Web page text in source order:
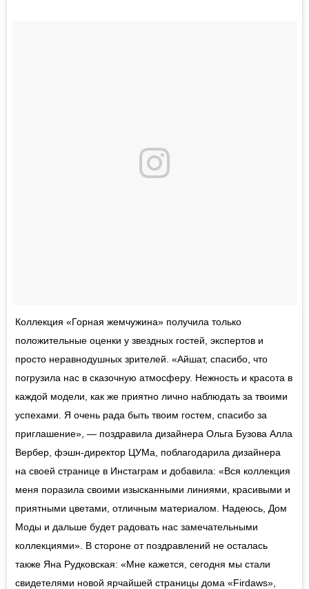
Коллекция «Горная жемчужина» получила только
положительные оценки у звездных гостей, экспертов и
просто неравнодушных зрителей. «Айшат, спасибо, что
погрузила нас в сказочную атмосферу. Нежность и красота в
каждой модели, как же приятно лично наблюдать за твоими
успехами. Я очень рада быть твоим гостем, спасибо за
приглашение», — поздравила дизайнера Ольга Бузова Алла
Вербер, фэшн-директор ЦУМа, поблагодарила дизайнера
на своей странице в Инстаграм и добавила: «Вся коллекция
меня поразила своими изысканными линиями, красивыми и
приятными цветами, отличным материалом. Надеюсь, Дом
Моды и дальше будет радовать нас замечательными
коллекциями». В стороне от поздравлений не осталась
также Яна Рудковская: «Мне кажется, сегодня мы стали
свидетелями новой ярчайшей страницы дома «Firdaws»,